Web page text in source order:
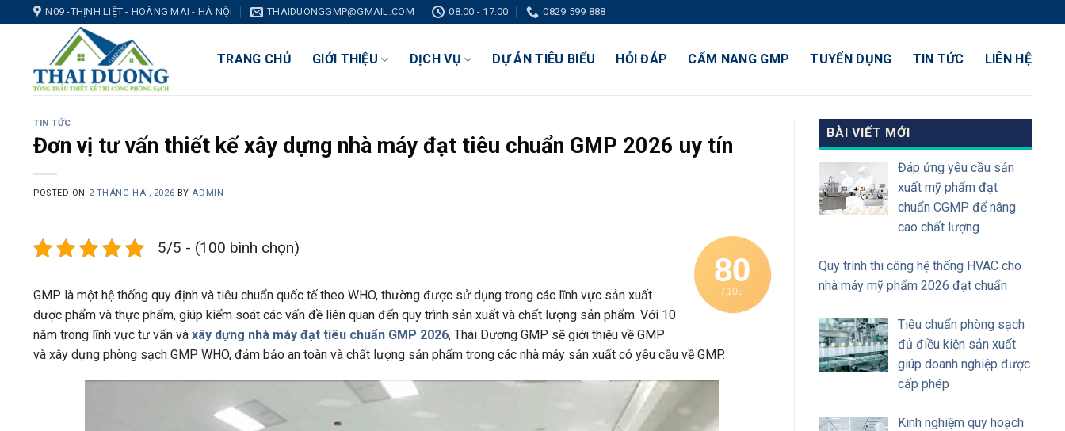
N09 -THỊNH LIỆT - HOÀNG MAI - HÀ NỘI THAIDUONGGMP@GMAIL.COM 08:00 - 17:00 0829 599 888
TRANG CHỦ GIỚI THIỆU DỊCH VỤ DỰ ÁN TIÊU BIỂU HỎI ĐÁP CẨM NANG GMP TUYỂN DỤNG TIN TỨC LIÊN HỆ
TIN TỨC
Đơn vị tư vấn thiết kế xây dựng nhà máy đạt tiêu chuẩn GMP 2026 uy tín
POSTED ON 2 THÁNG HAI, 2026 BY ADMIN
80
/ 100
5/5 - (100 bình chọn)
GMP là một hệ thống quy định và tiêu chuẩn quốc tế theo WHO, thường được sử dụng trong các lĩnh vực sản xuất
dược phẩm và thực phẩm, giúp kiểm soát các vấn đề liên quan đến quy trình sản xuất và chất lượng sản phẩm. Với 10
năm trong lĩnh vực tư vấn và xây dựng nhà máy đạt tiêu chuẩn GMP 2026, Thái Dương GMP sẽ giới thiệu về GMP
và xây dựng phòng sạch GMP WHO, đảm bảo an toàn và chất lượng sản phẩm trong các nhà máy sản xuất có yêu cầu về GMP.
BÀI VIẾT MỚI
Đáp ứng yêu cầu sản
xuất mỹ phẩm đạt
chuẩn CGMP để nâng
cao chất lượng
Quy trình thi công hệ thống HVAC cho
nhà máy mỹ phẩm 2026 đạt chuẩn
Tiêu chuẩn phòng sạch
đủ điều kiện sản xuất
giúp doanh nghiệp được
cấp phép
Kinh nghiệm quy hoạch